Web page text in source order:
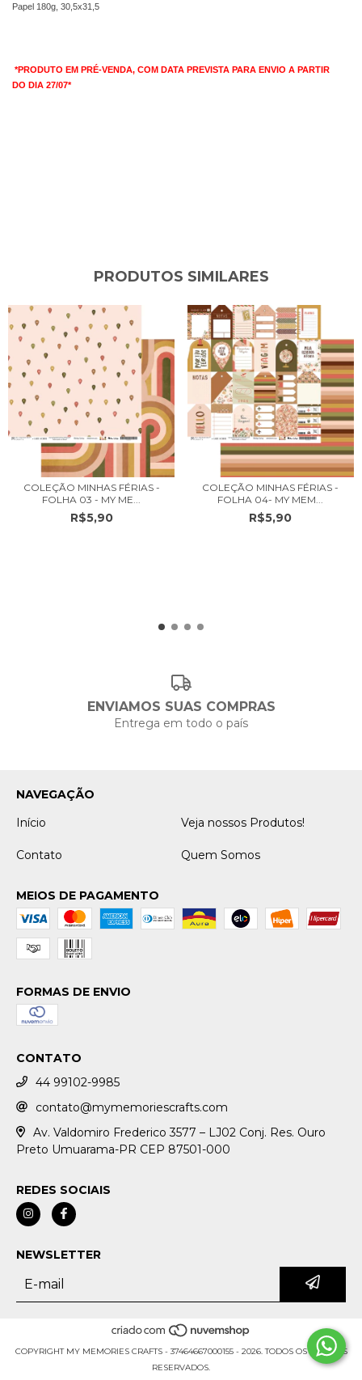
Papel 180g, 30,5x31,5
*PRODUTO EM PRÉ-VENDA, COM DATA PREVISTA PARA ENVIO A PARTIR
DO DIA 27/07*
PRODUTOS SIMILARES
COLEÇÃO MINHAS FÉRIAS -
FOLHA 03 - MY ME...
R$5,90
COLEÇÃO MINHAS FÉRIAS -
FOLHA 04- MY MEM...
R$5,90
ENVIAMOS SUAS COMPRAS
Entrega em todo o país
NAVEGAÇÃO
Início
Veja nossos Produtos!
Contato Quem Somos
MEIOS DE PAGAMENTO
FORMAS DE ENVIO
CONTATO
44 99102-9985
contato@mymemoriescrafts.com
Av. Valdomiro Frederico 3577 – LJ02 Conj. Res. Ouro
Preto Umuarama-PR CEP 87501-000
REDES SOCIAIS
NEWSLETTER
COPYRIGHT MY MEMORIES CRAFTS - 37464667000155 - 2026. TODOS OS DIREITOS
RESERVADOS.